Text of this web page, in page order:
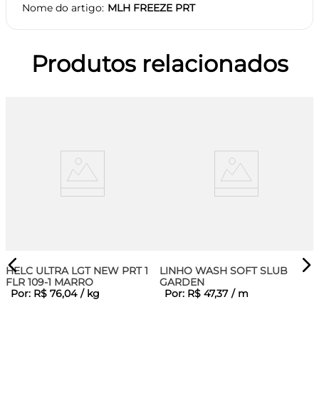
Nome do artigo MLH FREEZE PRT
Produtos relacionados
HELC ULTRA LGT NEW PRT 1
FLR 109-1 MARRO
Por: R$ 76,04 / kg
LINHO WASH SOFT SLUB
GARDEN
Por: R$ 47,37 / m